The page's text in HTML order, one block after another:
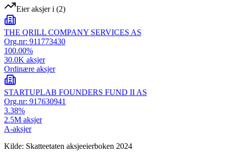
Eier aksjer i (2)
THE QRILL COMPANY SERVICES AS
Org.nr: 911773430
100.00%
30.0K aksjer
Ordinære aksjer
STARTUPLAB FOUNDERS FUND II AS
Org.nr: 917630941
3.38%
2.5M aksjer
A-aksjer
Kilde: Skatteetaten aksjeeierboken 2024